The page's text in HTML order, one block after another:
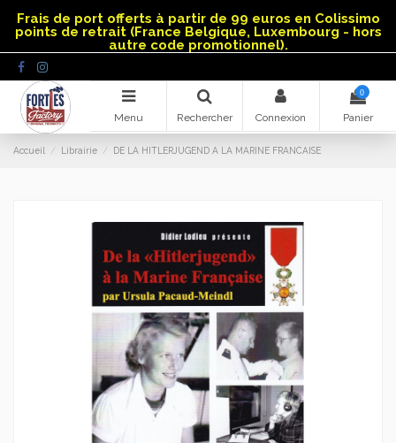
Frais de port offerts à partir de 99 euros en Colissimo
points de retrait (France Belgique, Luxembourg - hors
autre code promotionnel).
Menu Rechercher Connexion
0
Panier
Accueil Librairie DE LA HITLERJUGEND A LA MARINE FRANCAISE